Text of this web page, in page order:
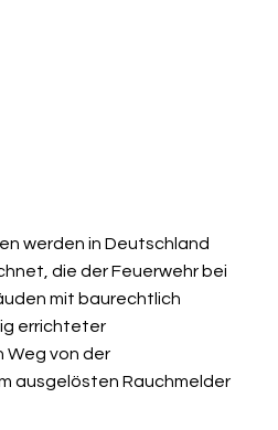
werden in Deutschland
die der Feuerwehr bei
mit baurechtlich
errichteter
Weg von der
ausgelösten Rauchmelder